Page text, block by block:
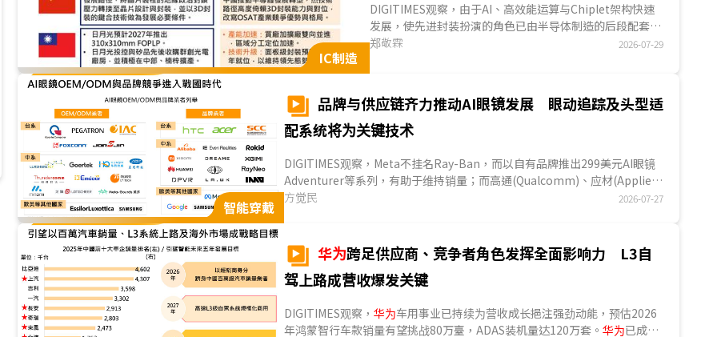
IC制造
DIGITIMES观察，由于AI、高效能运算与Chiplet架构快速
发展，使先进封装扮演的角色已由半导体制造的后段配套，
提升为决定芯片效能、成本、良率与供应链韧性的核心环
国与中国因不同的产业背景，逐渐形成不同发展路径，以回
应新一轮半导体竞争。臺湾透过多元扩厂路径加速提升产
能；美国则于亚利桑那州建构新中心；中国则可能透过韬定
郑敬霖 2026-07-29
智能穿戴
品牌与供应链齐力推动AI眼镜发展 眼动追踪及头型适
配系统将为关键技术
DIGITIMES观察，Meta不挂名Ray-Ban，而以自有品牌推出299美元AI眼镜
Adventurer等系列，有助于维持销量；而高通(Qualcomm)、应材(Applied
Materials)等供应链业...
方觉民 2026-07-27
华为跨足供应商、竞争者角色发挥全面影响力 L3自
驾上路成营收爆发关键
DIGITIMES观察， 华为车用事业已持续为营收成长挹注强劲动能，预估2026
年鸿蒙智行车款销量有望挑战80万臺，ADAS装机量达120万套。 华为已成功